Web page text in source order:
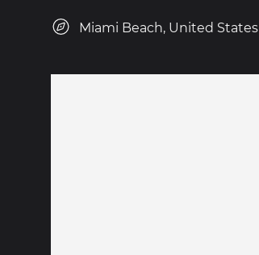
Miami Beach, United States